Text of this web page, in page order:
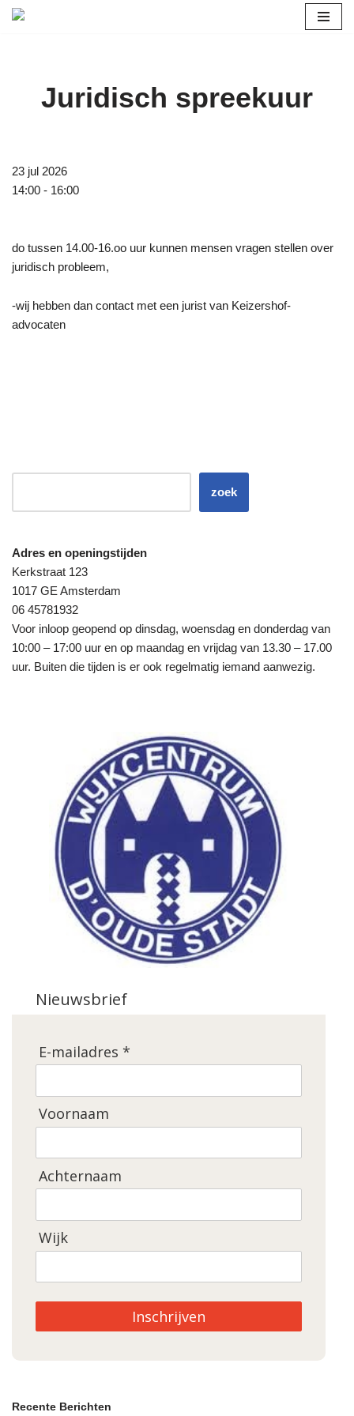
inhoudJuridisch spreekuur
23 jul 2026
14:00 - 16:00
do tussen 14.00-16.oo uur kunnen mensen vragen stellen over
juridisch probleem,
-wij hebben dan contact met een jurist van Keizershof-
advocaten
zoek
Adres en openingstijden
Kerkstraat 123
1017 GE Amsterdam
06 45781932
Voor inloop geopend op dinsdag, woensdag en donderdag van
10:00 – 17:00 uur en op maandag en vrijdag van 13.30 – 17.00
uur. Buiten die tijden is er ook regelmatig iemand aanwezig.
Nieuwsbrief
E-mailadres *
Voornaam
Achternaam
Wijk
Inschrijven
Recente Berichten